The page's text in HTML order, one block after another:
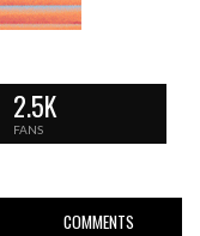
2.5K
FANS
COMMENTS